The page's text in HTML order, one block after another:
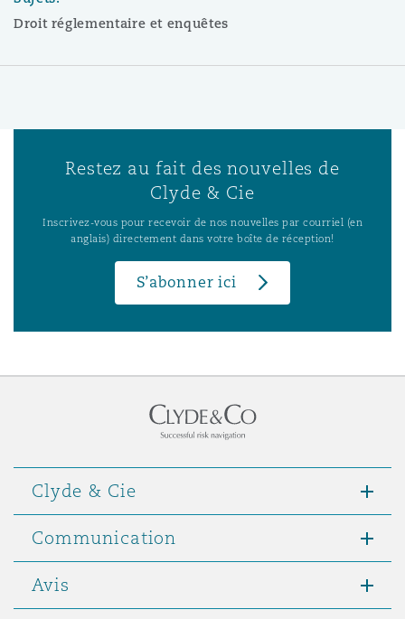
Droit réglementaire et enquêtes
Restez au fait des nouvelles de
Clyde & Cie
Inscrivez-vous pour recevoir de nos nouvelles par courriel (en
anglais) directement dans votre boîte de réception!
S’abonner ici
Clyde & Cie
Communication
Avis